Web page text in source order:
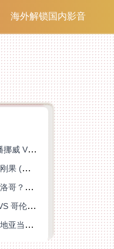
海外解锁国内影音
别慌！在国外看世界杯中文直播挪威 VS 英格兰仅限中国大陆？这篇指南帮你搞定
在海外看世界杯直播英格兰 vs 刚果 (金)当前地区不可播放？这篇指南帮你突破所有限制
在国外如何看世界杯巴西 vs 摩洛哥？海外党专属体育观赛指南来了
在国外看世界杯中文直播瑞士 VS 哥伦比亚当前地区不可播放？这篇指南帮你搞定
在国外看世界杯巴拿马 vs 克罗地亚当前地区不可播放？这篇指南帮你轻松解决海外体育直播难题